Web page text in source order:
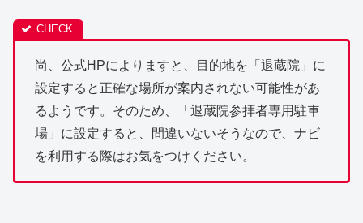
尚、公式HPによりますと、目的地を「退蔵院」に
設定すると正確な場所が案内されない可能性があ
るようです。そのため、「退蔵院参拝者専用駐車
場」に設定すると、間違いないそうなので、ナビ
を利用する際はお気をつけください。